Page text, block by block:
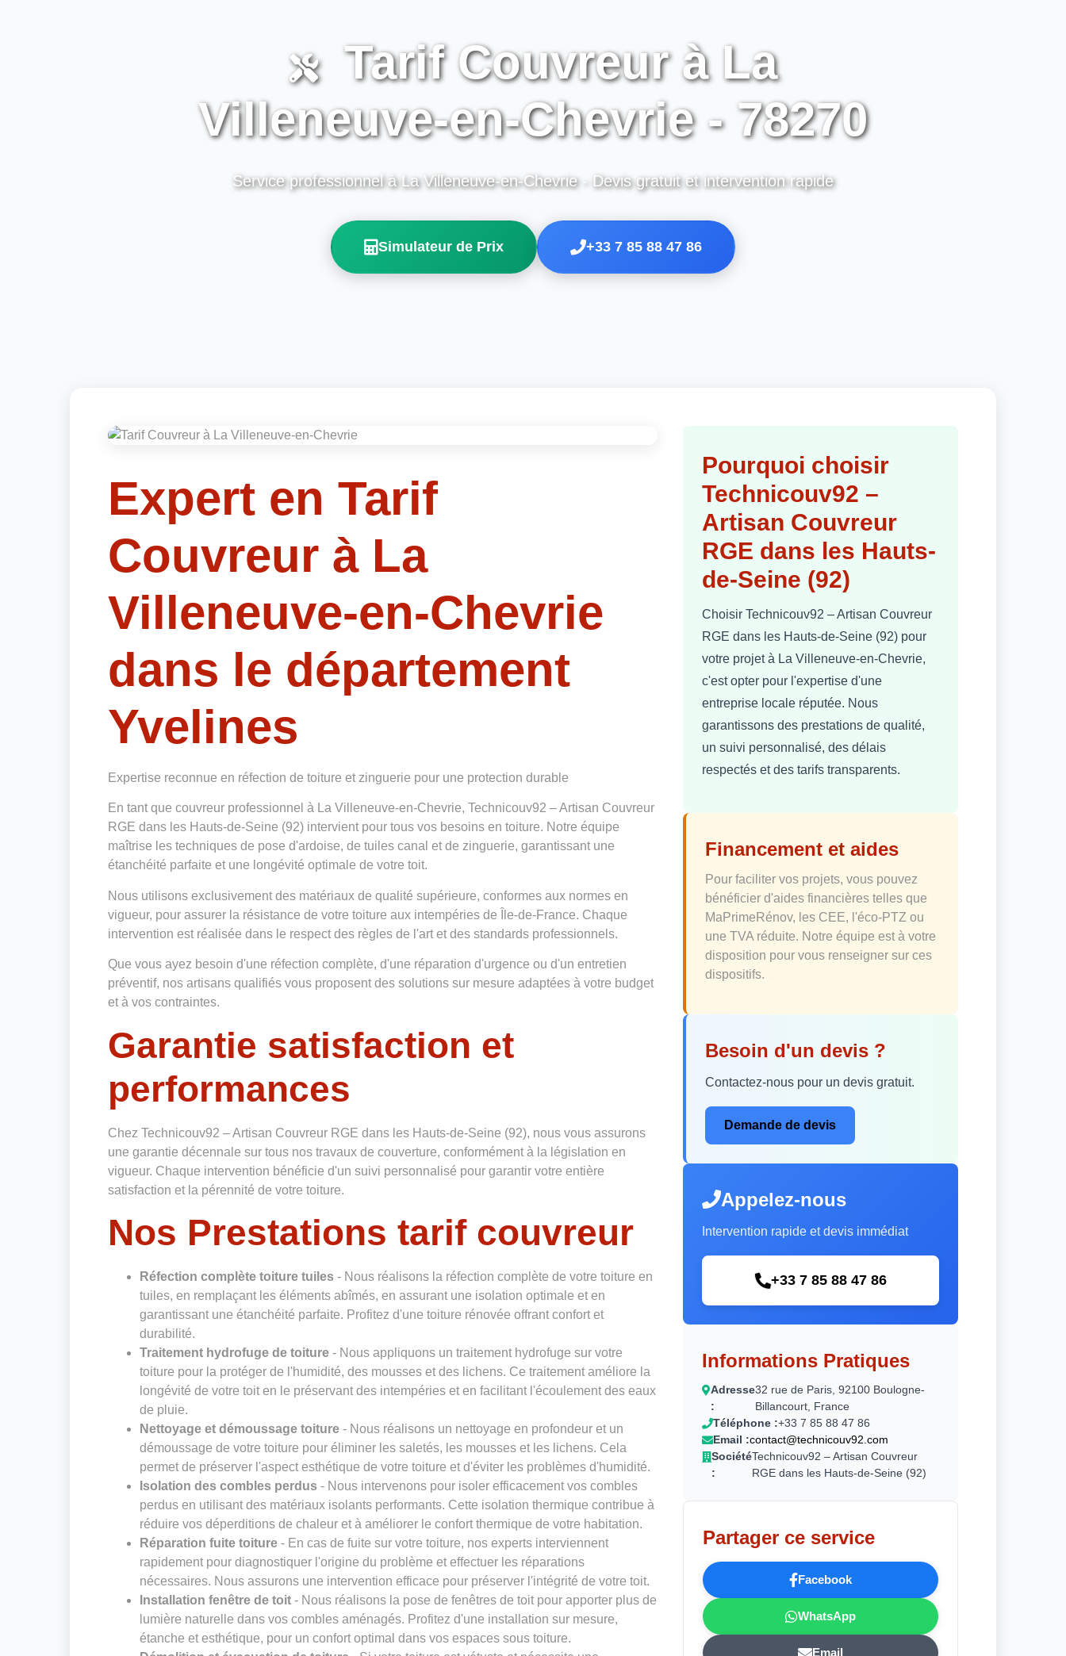
Tarif Couvreur à La
Villeneuve-en-Chevrie - 78270
Service professionnel à La Villeneuve-en-Chevrie - Devis gratuit et intervention rapide
Simulateur de Prix +33 7 85 88 47 86
Expert en Tarif
Couvreur à La
Villeneuve-en-Chevrie
dans le département
Yvelines
Expertise reconnue en réfection de toiture et zinguerie pour une protection durable
En tant que couvreur professionnel à La Villeneuve-en-Chevrie, Technicouv92 – Artisan Couvreur
RGE dans les Hauts-de-Seine (92) intervient pour tous vos besoins en toiture. Notre équipe
maîtrise les techniques de pose d'ardoise, de tuiles canal et de zinguerie, garantissant une
étanchéité parfaite et une longévité optimale de votre toit.
Nous utilisons exclusivement des matériaux de qualité supérieure, conformes aux normes en
vigueur, pour assurer la résistance de votre toiture aux intempéries de Île-de-France. Chaque
intervention est réalisée dans le respect des règles de l'art et des standards professionnels.
Que vous ayez besoin d'une réfection complète, d'une réparation d'urgence ou d'un entretien
préventif, nos artisans qualifiés vous proposent des solutions sur mesure adaptées à votre budget
et à vos contraintes.
Garantie satisfaction et
performances
Chez Technicouv92 – Artisan Couvreur RGE dans les Hauts-de-Seine (92), nous vous assurons
une garantie décennale sur tous nos travaux de couverture, conformément à la législation en
vigueur. Chaque intervention bénéficie d'un suivi personnalisé pour garantir votre entière
satisfaction et la pérennité de votre toiture.
Nos Prestations tarif couvreur
Réfection complète toiture tuiles - Nous réalisons la réfection complète de votre toiture en
tuiles, en remplaçant les éléments abîmés, en assurant une isolation optimale et en
garantissant une étanchéité parfaite. Profitez d'une toiture rénovée offrant confort et
durabilité.
Traitement hydrofuge de toiture - Nous appliquons un traitement hydrofuge sur votre
toiture pour la protéger de l'humidité, des mousses et des lichens. Ce traitement améliore la
longévité de votre toit en le préservant des intempéries et en facilitant l'écoulement des eaux
de pluie.
Nettoyage et démoussage toiture - Nous réalisons un nettoyage en profondeur et un
démoussage de votre toiture pour éliminer les saletés, les mousses et les lichens. Cela
permet de préserver l'aspect esthétique de votre toiture et d'éviter les problèmes d'humidité.
Isolation des combles perdus - Nous intervenons pour isoler efficacement vos combles
perdus en utilisant des matériaux isolants performants. Cette isolation thermique contribue à
réduire vos déperditions de chaleur et à améliorer le confort thermique de votre habitation.
Réparation fuite toiture - En cas de fuite sur votre toiture, nos experts interviennent
rapidement pour diagnostiquer l'origine du problème et effectuer les réparations
nécessaires. Nous assurons une intervention efficace pour préserver l'intégrité de votre toit.
Installation fenêtre de toit - Nous réalisons la pose de fenêtres de toit pour apporter plus de
lumière naturelle dans vos combles aménagés. Profitez d'une installation sur mesure,
étanche et esthétique, pour un confort optimal dans vos espaces sous toiture.
Pourquoi choisir
Technicouv92 –
Artisan Couvreur
RGE dans les Hauts-
de-Seine (92)
Choisir Technicouv92 – Artisan Couvreur
RGE dans les Hauts-de-Seine (92) pour
votre projet à La Villeneuve-en-Chevrie,
c'est opter pour l'expertise d'une
entreprise locale réputée. Nous
garantissons des prestations de qualité,
un suivi personnalisé, des délais
respectés et des tarifs transparents.
Financement et aides
Pour faciliter vos projets, vous pouvez
bénéficier d'aides financières telles que
MaPrimeRénov, les CEE, l'éco-PTZ ou
une TVA réduite. Notre équipe est à votre
disposition pour vous renseigner sur ces
dispositifs.
Besoin d'un devis ?
Contactez-nous pour un devis gratuit.
Demande de devis
Appelez-nous
Intervention rapide et devis immédiat
+33 7 85 88 47 86
Informations Pratiques
Adresse
:
32 rue de Paris, 92100 Boulogne-
Billancourt, France
Téléphone :+33 7 85 88 47 86
Email :contact@technicouv92.com
Société
:
Technicouv92 – Artisan Couvreur
RGE dans les Hauts-de-Seine (92)
Partager ce service
Facebook
WhatsApp
Email